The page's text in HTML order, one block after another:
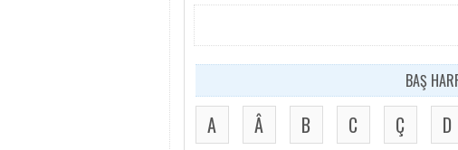
BAŞ
A Â B C Ç D